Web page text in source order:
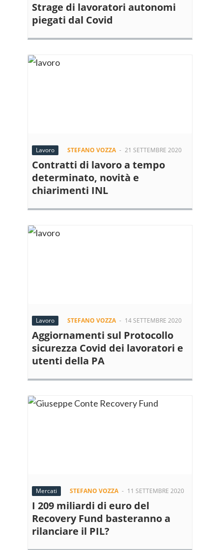
Strage di lavoratori autonomi
piegati dal Covid
Lavoro STEFANO VOZZA - 21 SETTEMBRE 2020
Contratti di lavoro a tempo
determinato, novità e
chiarimenti INL
Lavoro STEFANO VOZZA - 14 SETTEMBRE 2020
Aggiornamenti sul Protocollo
sicurezza Covid dei lavoratori e
utenti della PA
Mercati STEFANO VOZZA - 11 SETTEMBRE 2020
I 209 miliardi di euro del
Recovery Fund basteranno a
rilanciare il PIL?